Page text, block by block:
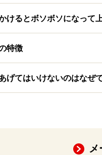
けるとボソボソになって
特徴
げてはいけないのはなぜ
メ